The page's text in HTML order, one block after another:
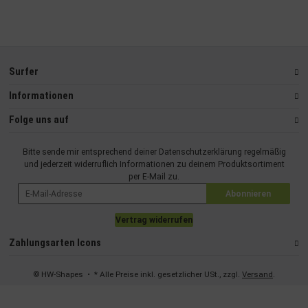
Surfer
Informationen
Folge uns auf
Bitte sende mir entsprechend deiner Datenschutzerklärung regelmäßig
und jederzeit widerruflich Informationen zu deinem Produktsortiment
per E-Mail zu.
Abonnieren
Vertrag widerrufen
Zahlungsarten Icons
© HW-Shapes • * Alle Preise inkl. gesetzlicher USt., zzgl. Versand.